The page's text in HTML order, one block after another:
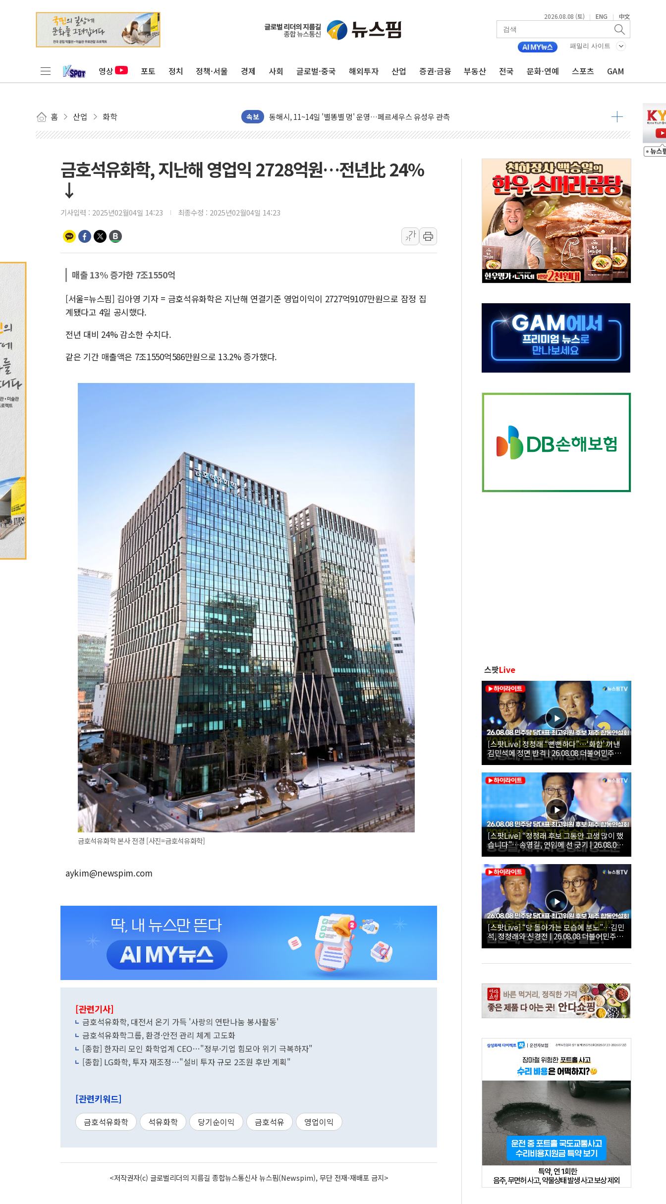
2026.08.08 (토) | ENG | 中文
패밀리 사이트
영상 포토 정치 정책·서울 경제 사회 글로벌·중국 해외투자 산업 증권·금융 부동산 전국 문화·연예 스포츠 GAM
홈 산업 화학 속보
李대통령, ISA 개편 재검토 지시…與 "적극 환영"·野 "졸속 국정"
연일 폭염에 온열질환 사망 23명…정부, 비상대응기구 가동
中 전방위 아파트 부양, 수도 베이징도 부동산 규제 철폐
동해시, 11~14일 '별똥별 멍' 운영…페르세우스 유성우 관측
청양 밭에서 일하던 90대 숨져…온열질환 여부 조사
李대통령, 'ISA·주가누르기 방지법' 전면 재검토 지시
오세훈 "용산공원 주택 검토, 민주당 스스로 원칙 뒤집는 것"
충북 주말 무더위 지속…청주·진천 35도, 곳곳 소나기
10월 보완수사권 폐지·공소청 출범…피해자들 '범죄 사각지대' 우려
민주당, 오늘 제주·인천 경선 발표...김민석 '재역전' vs 정청래 '격차 확대'
트럼프, 쿡 연준 이사 해임 재추진…"26일까지 의혹 소명" 요구
유럽증시, 美 고용 예상 밖 부진에 연준 금리 인상 가능성 낮아지며 상승… STOXX 600 지수는 나흘 연속 최고치
금호석유화학, 지난해 영업익 2728억원…전년比 24%
↓
기사입력 : 2025년02월04일 14:23 최종수정 : 2025년02월04일 14:23
가
가
매출 13% 증가한 7조1550억
[서울=뉴스핌] 김아영 기자 = 금호석유화학은 지난해 연결기준 영업이익이 2727억9107만원으로 잠정 집
계됐다고 4일 공시했다.
전년 대비 24% 감소한 수치다.
같은 기간 매출액은 7조1550억586만원으로 13.2% 증가했다.
금호석유화학 본사 전경 [사진=금호석유화학]
aykim@newspim.com
[관련기사]
금호석유화학, 대전서 온기 가득 '사랑의 연탄나눔 봉사활동'
금호석유화학그룹, 환경·안전 관리 체계 고도화
[종합] 한자리 모인 화학업계 CEO…"정부·기업 힘모아 위기 극복하자"
[종합] LG화학, 투자 재조정…"설비 투자 규모 2조원 후반 계획"
[관련키워드]
금호석유화학 석유화학 당기순이익 금호석유 영업이익
<저작권자(c) 글로벌리더의 지름길 종합뉴스통신사 뉴스핌(Newspim), 무단 전재-재배포 금지>
스팟Live
[스팟Live] 정청래 “뻔뻔하다”…‘화합’ 꺼낸
김민석에 정면 반격 | 26.08.08 더불어민주당
당대표·최고위원 후보 제주 합동연설회
[스팟Live] “정청래 후보 그동안 고생 많이 했
습니다”…송영길, 연임에 선 긋기 | 26.08.08
더불어민주당 당대표·최고위원 후보 제주 합
동연설회
[스팟Live] “당 돌아가는 모습에 분노”…김민
석, 정청래와 신경전 | 26.08.08 더불어민주당
당대표·최고위원 후보 제주 합동연설회